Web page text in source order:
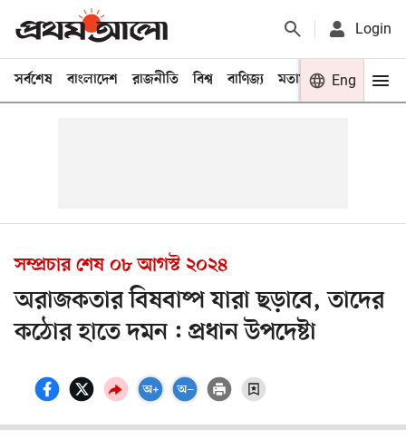
Login
সর্বশেষ বাংলাদেশ রাজনীতি বিশ্ব বাণিজ্য মতামত খেলা
Eng
সম্প্রচার শেষ ০৮ আগস্ট ২০২৪
অরাজকতার বিষবাষ্প যারা ছড়াবে, তাদের
কঠোর হাতে দমন : প্রধান উপদেষ্টা